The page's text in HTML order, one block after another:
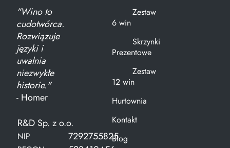
"Wino to
cudotwórca.
Rozwiązuje
języki i
uwalnia
niezwykłe
historie."
- Homer
R&D Sp. z o.o.
NIP 7292755825
Zestaw
6 win
Skrzynki
Prezentowe
Zestaw
12 win
Hurtownia
Kontakt
Blog